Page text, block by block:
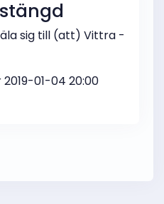
sig till (att) Vittra -
01-04 20:00